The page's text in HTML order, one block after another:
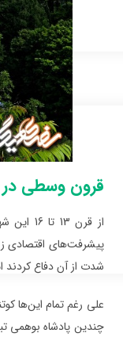
قرون وسطی
از
شدت از آن دفاع کردند
چندین پادشاه بوهمی